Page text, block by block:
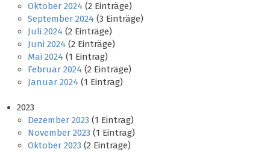
Oktober 2024 (2 Einträge)
September 2024 (3 Einträge)
Juli 2024 (2 Einträge)
Juni 2024 (2 Einträge)
Mai 2024 (1 Eintrag)
Februar 2024 (2 Einträge)
Januar 2024 (1 Eintrag)
2023
Dezember 2023 (1 Eintrag)
November 2023 (1 Eintrag)
Oktober 2023 (2 Einträge)